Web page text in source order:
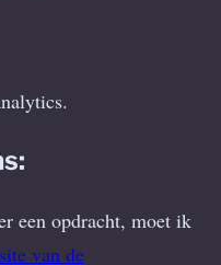
een opdracht, moet ik
van de